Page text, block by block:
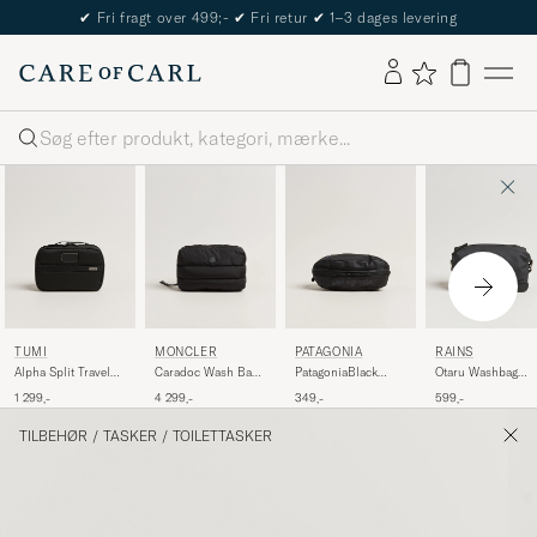
✔ Fri fragt over 499;- ✔ Fri retur ✔ 1–3 dages levering
Søg
TUMI
Alpha Split Travel
1 299,-
MONCLER
Caradoc Wash Bag
4 299,-
PATAGONIA
PatagoniaBlack
349,-
RAINS
Otaru Washbag
599,-
TILBEHØR / TASKER / TOILETTASKER